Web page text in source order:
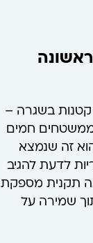
קטנות בשגרה –
ממשטחים חמים
הוא זה שנמצא
לדעת להגיב
תקנית מספקת
שמירה על